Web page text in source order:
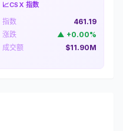
📈CSX 指数
指数
461.19
涨跌
▲ +0.00%
成交额
$11.90M